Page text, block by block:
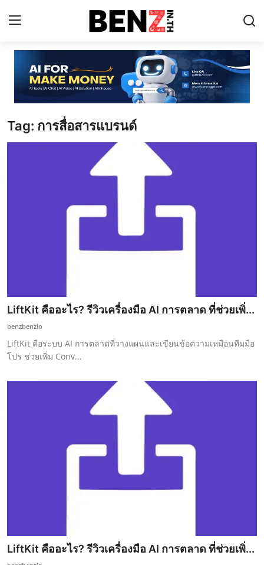
Home
Contact
AI Tools
ThaiGPT Builder
Tag: การสื่อสารแบรนด์
LiftKit คืออะไร? รีวิวเครื่องมือ AI การตลาด ที่ช่วยเพิ่...
benzbenzio
LiftKit คือระบบ AI การตลาดที่วางแผนและเขียนข้อความเหมือนทีมมือ
โปร ช่วยเพิ่ม Conv...
LiftKit คืออะไร? รีวิวเครื่องมือ AI การตลาด ที่ช่วยเพิ่...